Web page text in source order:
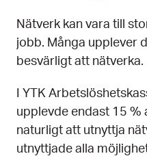
Nätverk kan vara till
jobb. Många upplever
besvärligt att nätverka.
I YTK
upplevde endast 15 %
naturligt att utnyttja
utnyttjade alla